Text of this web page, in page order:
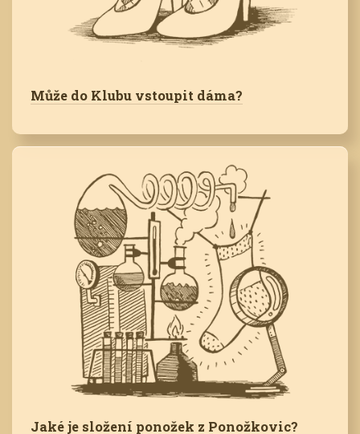
Může do Klubu vstoupit dáma?
Jaké je složení ponožek z Ponožkovic?